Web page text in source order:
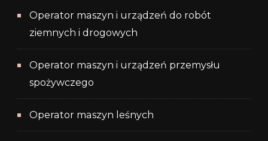
Operator maszyn i urządzeń do robót
ziemnych i drogowych
Operator maszyn i urządzeń przemysłu
spożywczego
Operator maszyn leśnych